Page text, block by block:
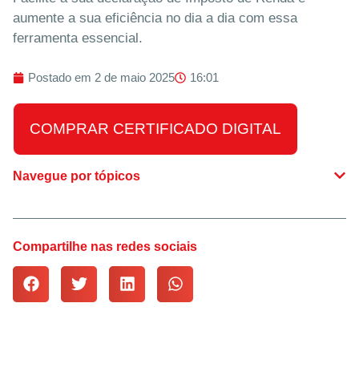
Navegue por tópicos
Compartilhe nas redes sociais
aumente a sua eficiência no dia a dia com essa
ferramenta essencial.
Postado em 2 de maio 2025 16:01
COMPRAR CERTIFICADO DIGITAL